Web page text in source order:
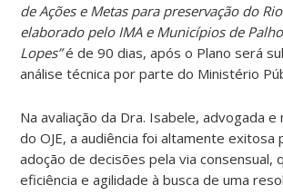
de Ações e Metas para preservação do
elaborado pelo IMA e Municípios de
Lopes”é de 90 dias, após o Plano será
análise técnica por parte do Ministério
Na avaliação da Dra. Isabele, advogada e
do OJE, a audiência foi altamente exitosa
adoção de decisões pela via consensual,
eficiência e agilidade à busca de uma